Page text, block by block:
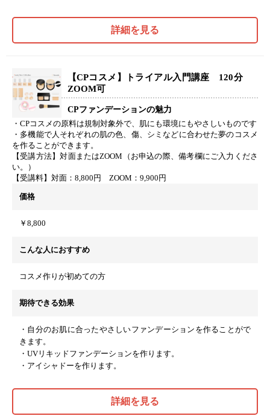
詳細を見る
【CPコスメ】トライアル入門講座 120分
ZOOM可
CPファンデーションの魅力
・CPコスメの原料は規制対象外で、肌にも環境にもやさしいものです
・多機能で人それぞれの肌の色、傷、シミなどに合わせた夢のコスメ
を作ることができます。
【受講方法】対面またはZOOM（お申込の際、備考欄にご入力くださ
い。）
【受講料】対面：8,800円 ZOOM：9,900円
価格
￥8,800
こんな人におすすめ
コスメ作りが初めての方
期待できる効果
・自分のお肌に合ったやさしいファンデーションを作ることがで
きます。
・UVリキッドファンデーションを作ります。
・アイシャドーを作ります。
詳細を見る